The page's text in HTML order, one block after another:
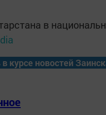
в
курсе новостей